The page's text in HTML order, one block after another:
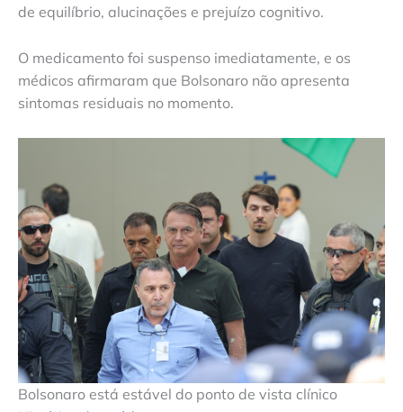
de equilíbrio, alucinações e prejuízo cognitivo.
O medicamento foi suspenso imediatamente, e os
médicos afirmaram que Bolsonaro não apresenta
sintomas residuais no momento.
Bolsonaro está estável do ponto de vista clínico